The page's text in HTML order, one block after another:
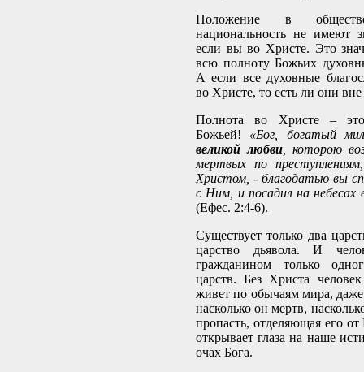
Положение в
национальность не имеют
если вы во Христе. Это
всю полноту Божьих
А если все духовные
во Христе, то есть ли они
Полнота во Христе –
Божьей! «Бог, богатый
великой любви , которою
мертвых по
Христом, - благодатью вы
с Ним, и посадил на небесах
(Ефес. 2:4-6).
Существует только два
царство дьявола. И
гражданином только
царств. Без Христа
живет по обычаям мира, даже
насколько он мертв,
пропасть, отделяющая его
открывает глаза на наше
очах Бога.